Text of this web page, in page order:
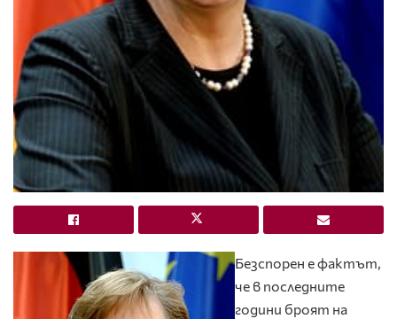
Безспорен е фактът,
че в последните
години броят на